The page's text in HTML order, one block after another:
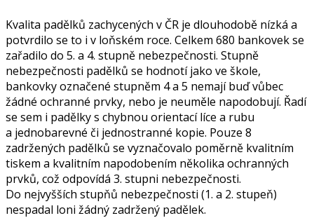
Kvalita padělků zachycených v ČR je dlouhodobě nízká a
potvrdilo se to i v loňském roce. Celkem 680 bankovek se
zařadilo do 5. a 4. stupně nebezpečnosti. Stupně
nebezpečnosti padělků se hodnotí jako ve škole,
bankovky označené stupněm 4 a 5 nemají buď vůbec
žádné ochranné prvky, nebo je neuměle napodobují. Řadí
se sem i padělky s chybnou orientací líce a rubu
a jednobarevné či jednostranné kopie. Pouze 8
zadržených padělků se vyznačovalo poměrně kvalitním
tiskem a kvalitním napodobením několika ochranných
prvků, což odpovídá 3. stupni nebezpečnosti.
Do nejvyšších stupňů nebezpečnosti (1. a 2. stupeň)
nespadal loni žádný zadržený padělek.